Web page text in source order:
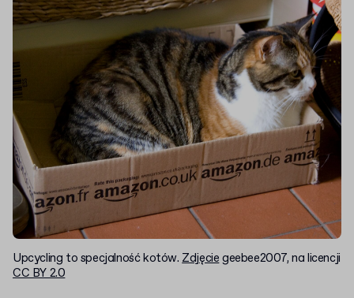
Upcycling to specjalność kotów. Zdjęcie geebee2007, na licencji
CC BY 2.0